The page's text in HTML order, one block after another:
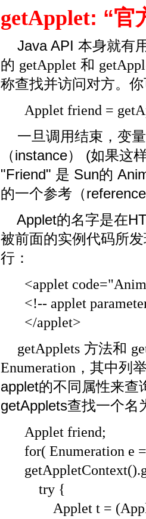
getApplet: “官
Java API 本身就有
的 getApplet 和
称查找并访问对方。
Applet friend =
一旦调用结束，变
（instance） (如果这
"Friend" 是 Sun的
的一个参考（
Applet的名字是在
被前面的实例代码所
行：
<applet
<!-- applet
</applet>
getApplets 方法和
Enumeration ，其中列
applet的不同属性来查
getApplets查找一个名
Applet friend;
for( Enumeration e =
try {
Applet t =